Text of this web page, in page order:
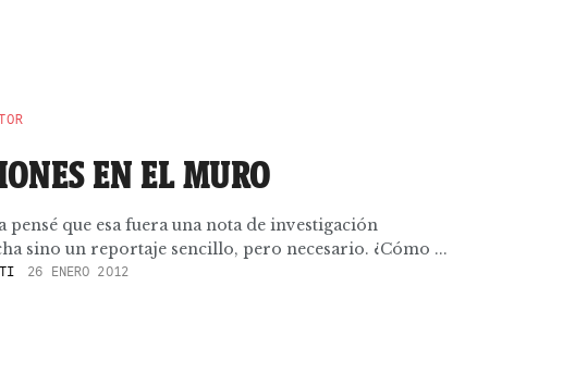
EN EL MURO
pensé que esa fuera una nota de investigación
sino un reportaje sencillo, pero necesario. ¿Cómo ...
26 ENERO 2012